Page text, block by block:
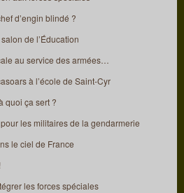
d’engin blindé ?
de l’Éducation
au service des armées…
à l’école de Saint-Cyr
quoi ça sert ?
les militaires de la gendarmerie
le ciel de France
les forces spéciales